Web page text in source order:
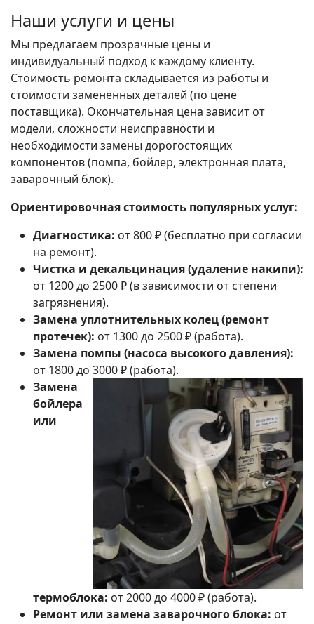
Наши услуги и цены
Мы предлагаем прозрачные цены и
индивидуальный подход к каждому клиенту.
Стоимость ремонта складывается из работы и
стоимости заменённых деталей (по цене
поставщика). Окончательная цена зависит от
модели, сложности неисправности и
необходимости замены дорогостоящих
компонентов (помпа, бойлер, электронная плата,
заварочный блок).
Ориентировочная стоимость популярных услуг:
Диагностика: от 800 ₽ (бесплатно при согласии
на ремонт).
Чистка и декальцинация (удаление накипи):
от 1200 до 2500 ₽ (в зависимости от степени
загрязнения).
Замена уплотнительных колец (ремонт
протечек): от 1300 до 2500 ₽ (работа).
Замена помпы (насоса высокого давления):
от 1800 до 3000 ₽ (работа).
Замена
бойлера
или
термоблока: от 2000 до 4000 ₽ (работа).
Ремонт или замена заварочного блока: от